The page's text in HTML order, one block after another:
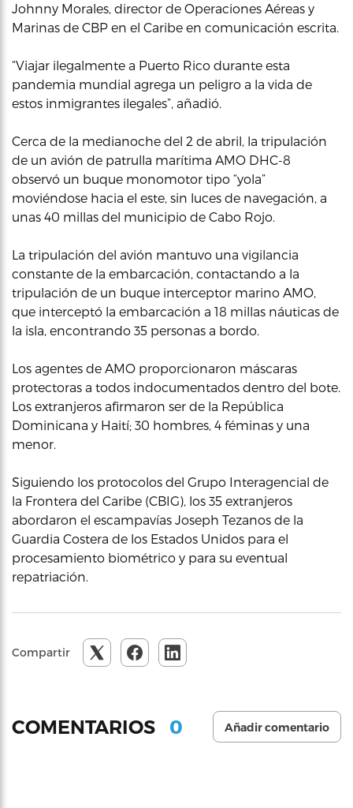
Johnny Morales, director de Operaciones Aéreas y
Marinas de CBP en el Caribe en comunicación escrita.
“Viajar ilegalmente a Puerto Rico durante esta
pandemia mundial agrega un peligro a la vida de
estos inmigrantes ilegales”, añadió.
Cerca de la medianoche del 2 de abril, la tripulación
de un avión de patrulla marítima AMO DHC-8
observó un buque monomotor tipo “yola”
moviéndose hacia el este, sin luces de navegación, a
unas 40 millas del municipio de Cabo Rojo.
La tripulación del avión mantuvo una vigilancia
constante de la embarcación, contactando a la
tripulación de un buque interceptor marino AMO,
que interceptó la embarcación a 18 millas náuticas de
la isla, encontrando 35 personas a bordo.
Los agentes de AMO proporcionaron máscaras
protectoras a todos indocumentados dentro del bote.
Los extranjeros afirmaron ser de la República
Dominicana y Haití; 30 hombres, 4 féminas y una
menor.
Siguiendo los protocolos del Grupo Interagencial de
la Frontera del Caribe (CBIG), los 35 extranjeros
abordaron el escampavías Joseph Tezanos de la
Guardia Costera de los Estados Unidos para el
procesamiento biométrico y para su eventual
repatriación.
Compartir
COMENTARIOS 0 Añadir comentario